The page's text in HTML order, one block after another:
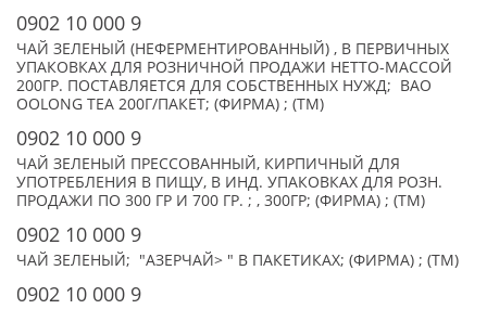
0902 10 000 9
ЧАЙ ЗЕЛЕНЫЙ (НЕФЕРМЕНТИРОВАННЫЙ) , В ПЕРВИЧНЫХ
УПАКОВКАХ ДЛЯ РОЗНИЧНОЙ ПРОДАЖИ НЕТТО-МАССОЙ
200ГР. ПОСТАВЛЯЕТСЯ ДЛЯ СОБСТВЕННЫХ НУЖД; BAO
OOLONG TEA 200Г/ПАКЕТ; (ФИРМА) ; (TM)
0902 10 000 9
ЧАЙ ЗЕЛЕНЫЙ ПРЕССОВАННЫЙ, КИРПИЧНЫЙ ДЛЯ
УПОТРЕБЛЕНИЯ В ПИЩУ, В ИНД. УПАКОВКАХ ДЛЯ РОЗН.
ПРОДАЖИ ПО 300 ГР И 700 ГР. ; , 300ГР; (ФИРМА) ; (TM)
0902 10 000 9
ЧАЙ ЗЕЛЕНЫЙ; "АЗЕРЧАЙ> " В ПАКЕТИКАХ; (ФИРМА) ; (TM)
0902 10 000 9